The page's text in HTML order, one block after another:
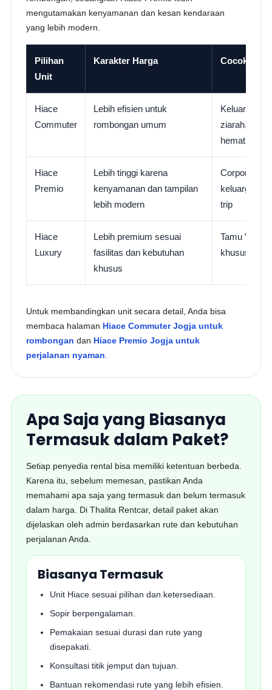
mengutamakan kenyamanan dan kesan kendaraan
yang lebih modern.
Pilihan
Unit
Karakter Harga Cocok
Hiace
Commuter
Lebih efisien untuk
rombongan umum
Keluarga
ziarah,
hemat
Hiace
Premio
Lebih tinggi karena
kenyamanan dan tampilan
lebih modern
Corporate,
keluarga
trip
Hiace
Luxury
Lebih premium sesuai
fasilitas dan kebutuhan
khusus
Tamu VIP,
khusus,
Untuk membandingkan unit secara detail, Anda bisa
membaca halaman Hiace Commuter Jogja untuk
rombongan dan Hiace Premio Jogja untuk
perjalanan nyaman
Apa Saja yang Biasanya
Termasuk dalam Paket?
Setiap penyedia rental bisa memiliki ketentuan berbeda.
Karena itu, sebelum memesan, pastikan Anda
memahami apa saja yang termasuk dan belum termasuk
dalam harga. Di Thalita Rentcar, detail paket akan
dijelaskan oleh admin berdasarkan rute dan kebutuhan
perjalanan Anda.
Biasanya Termasuk
Unit Hiace sesuai pilihan dan ketersediaan.
Sopir berpengalaman.
Pemakaian sesuai durasi dan rute yang
disepakati.
Konsultasi titik jemput dan tujuan.
Bantuan rekomendasi rute yang lebih efisien.